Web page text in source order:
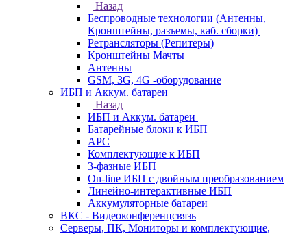
Назад
Беспроводные технологии (Антенны,
Кронштейны, разъемы, каб. сборки)
Ретрансляторы (Репитеры)
Кронштейны Мачты
Антенны
GSM, 3G, 4G -оборудование
ИБП и Аккум. батареи
Назад
ИБП и Аккум. батареи
Батарейные блоки к ИБП
APC
Комплектующие к ИБП
3-фазные ИБП
On-line ИБП с двойным преобразованием
Линейно-интерактивные ИБП
Аккумуляторные батареи
ВКС - Видеоконференцсвязь
Серверы, ПК, Мониторы и комплектующие,